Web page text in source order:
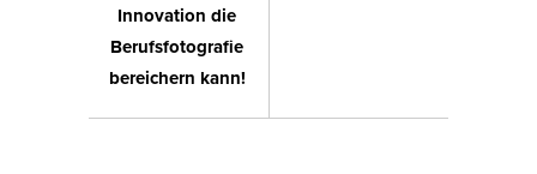
Innovation die
Berufsfotografie
bereichern kann!